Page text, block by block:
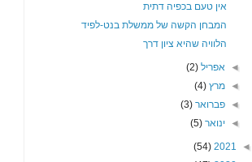
אין טעם בכפיה דתית
המבחן הקשה של ממשלת בנט-לפיד
הלוויה שהיא ציון דרך
◄ אפריל(2)
◄מרץ(4)
◄פברואר(3)
◄ ינואר(5)
◄
2021
(54)